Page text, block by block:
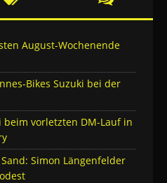
August-Wochenende
Bikes Suzuki bei der
beim vorletzten DM-Lauf in
Simon Längenfelder